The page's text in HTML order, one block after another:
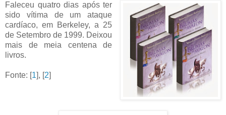
Faleceu quatro dias após ter
sido vítima de um ataque
cardíaco, em Berkeley, a 25
de Setembro de 1999. Deixou
mais de meia centena de
livros.
Fonte: [1], [2]